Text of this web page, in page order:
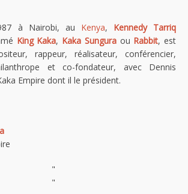
à Nairobi, au Kenya, Kennedy Tarriq
King Kaka, Kaka Sunguraou Rabbit, est
rappeur, réalisateur, conférencier,
et co-fondateur, avec Dennis
Empire dont il le président.
"
"